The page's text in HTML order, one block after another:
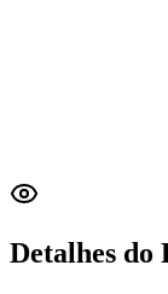
Detalhes do